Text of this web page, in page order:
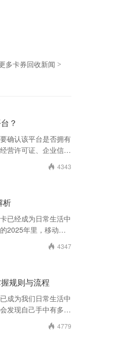
多卡券回收新闻
？
确认该平台是否拥有
营许可证、企业信用
 4343
析
已经成为日常生活中
2025年里，移动充
 4347
规则与流程
成为我们日常生活中
发现自己手中有多余
 4779